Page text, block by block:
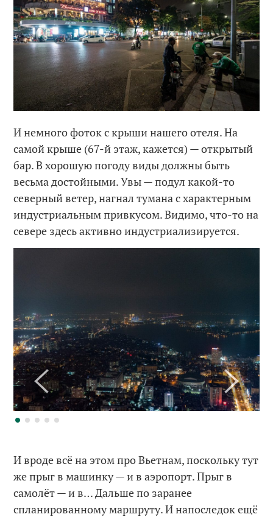
И немного фоток с крыши нашего отеля. На
самой крыше (67-й этаж, кажется) — открытый
бар. В хорошую погоду виды должны быть
весьма достойными. Увы — подул какой-то
северный ветер, нагнал тумана с характерным
индустриальным привкусом. Видимо, что-то на
севере здесь активно индустриализируется.
И вроде всё на этом про Вьетнам, поскольку тут
же прыг в машинку — и в аэропорт. Прыг в
самолёт — и в… Дальше по заранее
спланированному маршруту. И напоследок ещё